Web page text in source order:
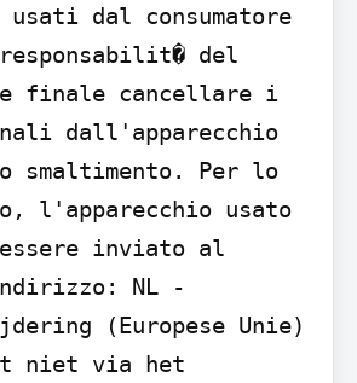
usati dal consumatore
del
finale cancellare i
dall'apparecchio
smaltimento. Per lo
l'apparecchio usato
essere inviato al
NL -
(Europese Unie)
niet via het